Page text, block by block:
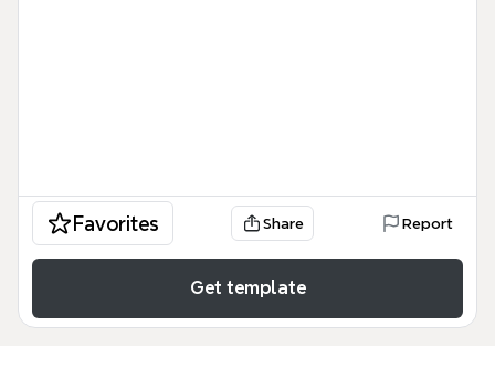
Favorites Share Report
Get template